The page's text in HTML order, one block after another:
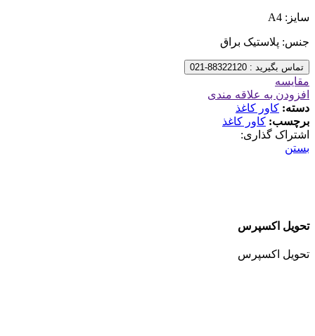
سایز: A4
جنس: پلاستیک براق
تماس بگیرید : 88322120-021
مقایسه
افزودن به علاقه مندی
دسته: کاور کاغذ
برچسب: کاور کاغذ
اشتراک گذاری:
بستن
تحویل اکسپرس
تحویل اکسپرس